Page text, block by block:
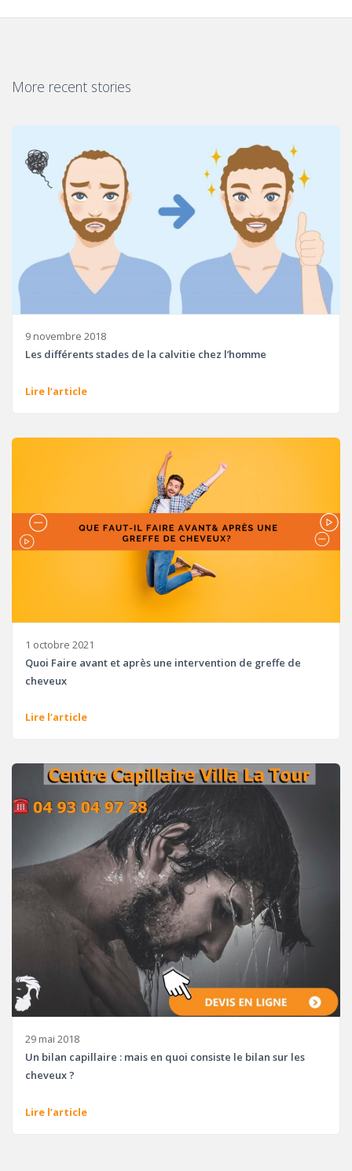
More recent stories
9 novembre 2018
Les différents stades de la calvitie chez l’homme
Lire l’article
1 octobre 2021
Quoi Faire avant et après une intervention de greffe de
cheveux
Lire l’article
29 mai 2018
Un bilan capillaire : mais en quoi consiste le bilan sur les
cheveux ?
Lire l’article